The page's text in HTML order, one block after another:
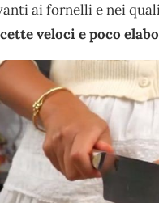
ai fornelli e nei
veloci e poco